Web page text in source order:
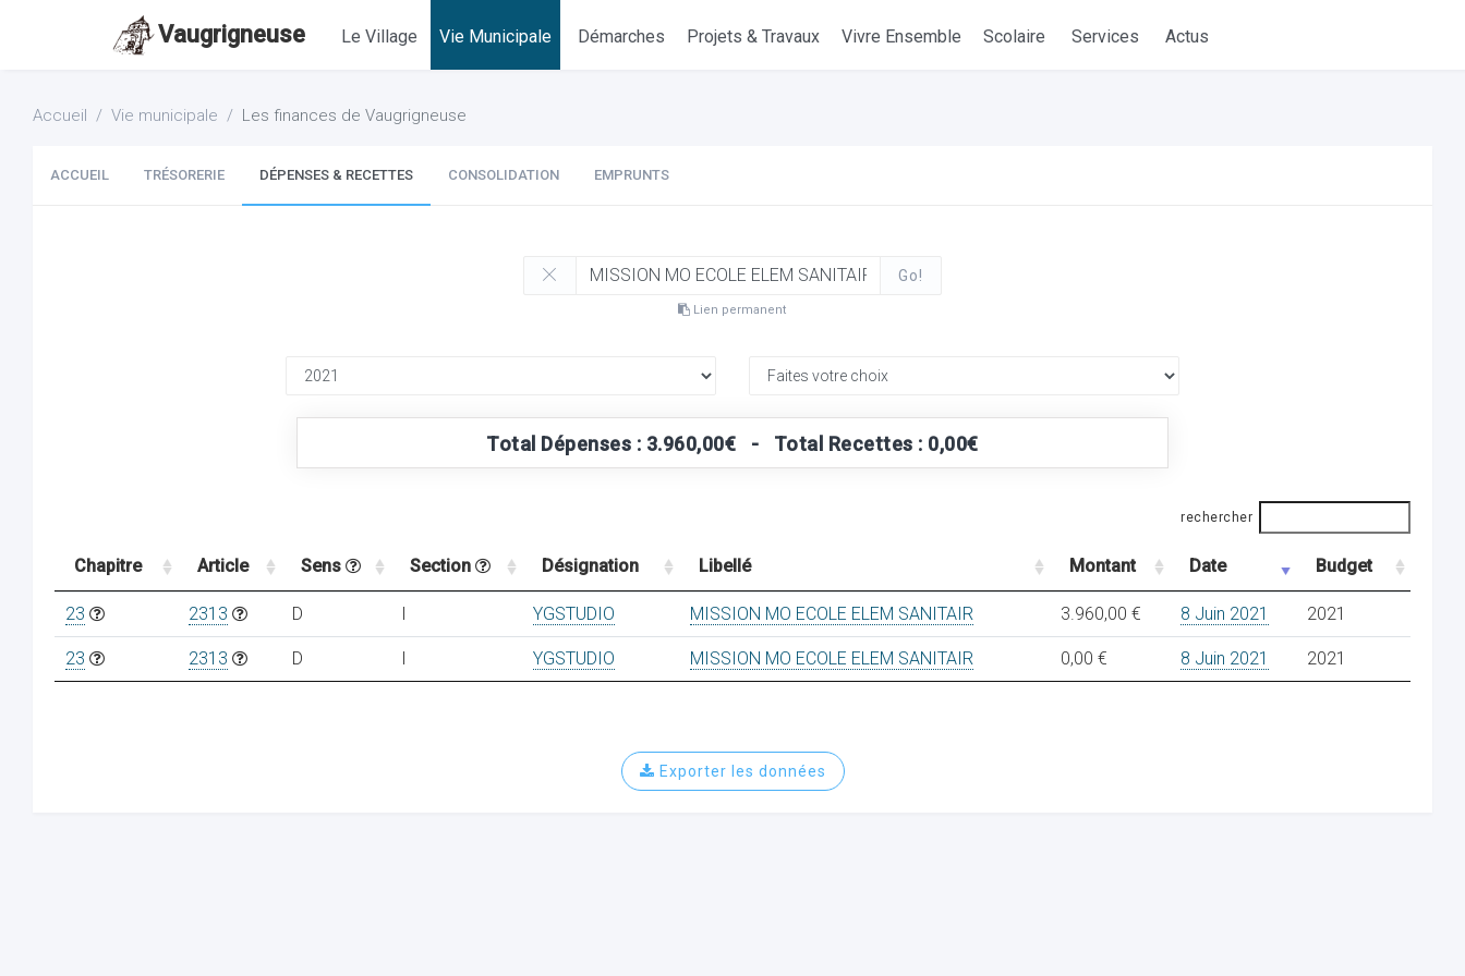
Vaugrigneuse Le Village Vie Municipale Démarches Projets & Travaux Vivre Ensemble Scolaire Services Actus
Accueil Vie municipale Les finances de Vaugrigneuse
ACCUEIL TRÉSORERIE DÉPENSES & RECETTES CONSOLIDATION EMPRUNTS
Go!
Lien permanent
Total Dépenses : 3.960,00€ - Total Recettes : 0,00€
rechercher
Chapitre Article Sens Section Désignation Libellé Montant Date Budget
23 2313 D I YGSTUDIO MISSION MO ECOLE ELEM SANITAIR 3.960,00 € 8 Juin 2021 2021
23 2313 D I YGSTUDIO MISSION MO ECOLE ELEM SANITAIR 0,00 € 8 Juin 2021 2021
Exporter les données